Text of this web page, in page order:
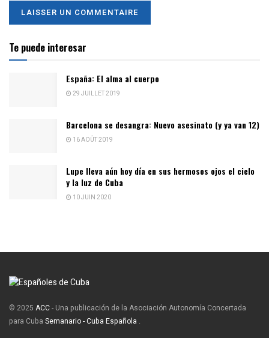
Te puede interesar
España: El alma al cuerpo
29 JUILLET 2019
Barcelona se desangra: Nuevo asesinato (y ya van 12)
16 AOÛT 2019
Lupe lleva aún hoy día en sus hermosos ojos el cielo
y la luz de Cuba
10 JUIN 2020
© 2025 ACC- Una publicación de la Asociación Autonomía Concertada
para Cuba Semanario - Cuba Española .